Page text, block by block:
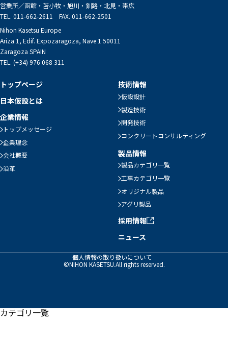
営業所／函館・苫小牧・旭川・釧路・北見・帯広
TEL. 011-662-2611 FAX. 011-662-2501
Nihon Kasetsu Europe
Ariza 1, Edif. Expozaragoza, Nave 1 50011
Zaragoza SPAIN
TEL. (+34) 976 068 311
トップページ
日本仮設とは
企業情報
トップメッセージ
企業理念
会社概要
沿革
技術情報
仮設設計
製造技術
開発技術
コンクリートコンサルティング
製品情報
製品カテゴリ一覧
工事カテゴリ一覧
オリジナル製品
アグリ製品
採用情報
ニュース
個人情報の取り扱いについて
©NIHON KASETSU.All rights reserved.
カテゴリ一覧